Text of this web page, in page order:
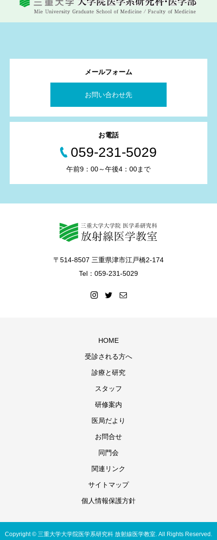
メールフォーム
お問い合わせ先
お電話
059-231-5029
午前9：00～午後4：00まで
〒514-8507 三重県津市江戸橋2-174
Tel：059-231-5029
HOME
受診される方へ
診療と研究
スタッフ
研修案内
医局だより
お問合せ
同門会
関連リンク
サイトマップ
個人情報保護方針
Copyright © 三重大学大学院医学系研究科 放射線医学教室. All Rights Reserved.